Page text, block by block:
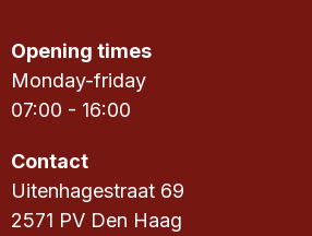
Opening times
Monday-friday
07:00 - 16:00
Contact
Uitenhagestraat 69
2571 PV Den Haag